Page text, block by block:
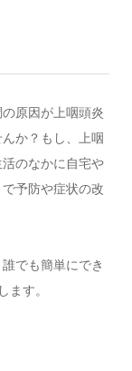
原因が上咽頭炎
か？もし、上咽
のなかに自宅や
予防や症状の改
でも簡単にでき
ます。